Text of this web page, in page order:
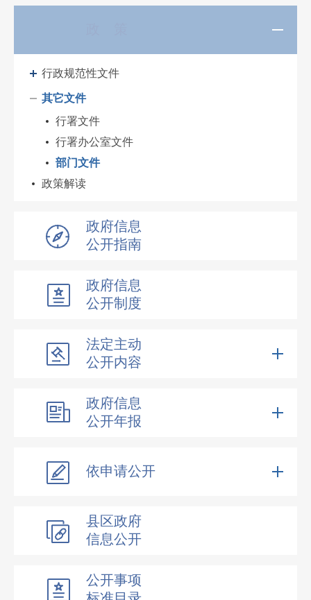
行政规范性文件
其它文件
行署文件
行署办公室文件
部门文件
政策解读
政府信息
公开指南
政府信息
公开制度
法定主动
公开内容
政府信息
公开年报
依申请公开
县区政府
信息公开
公开事项